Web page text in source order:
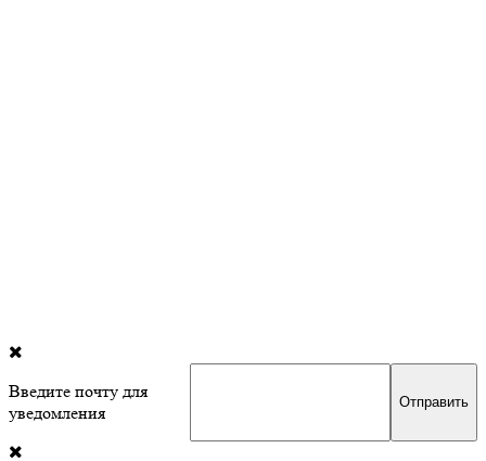
Введите почту для
уведомления